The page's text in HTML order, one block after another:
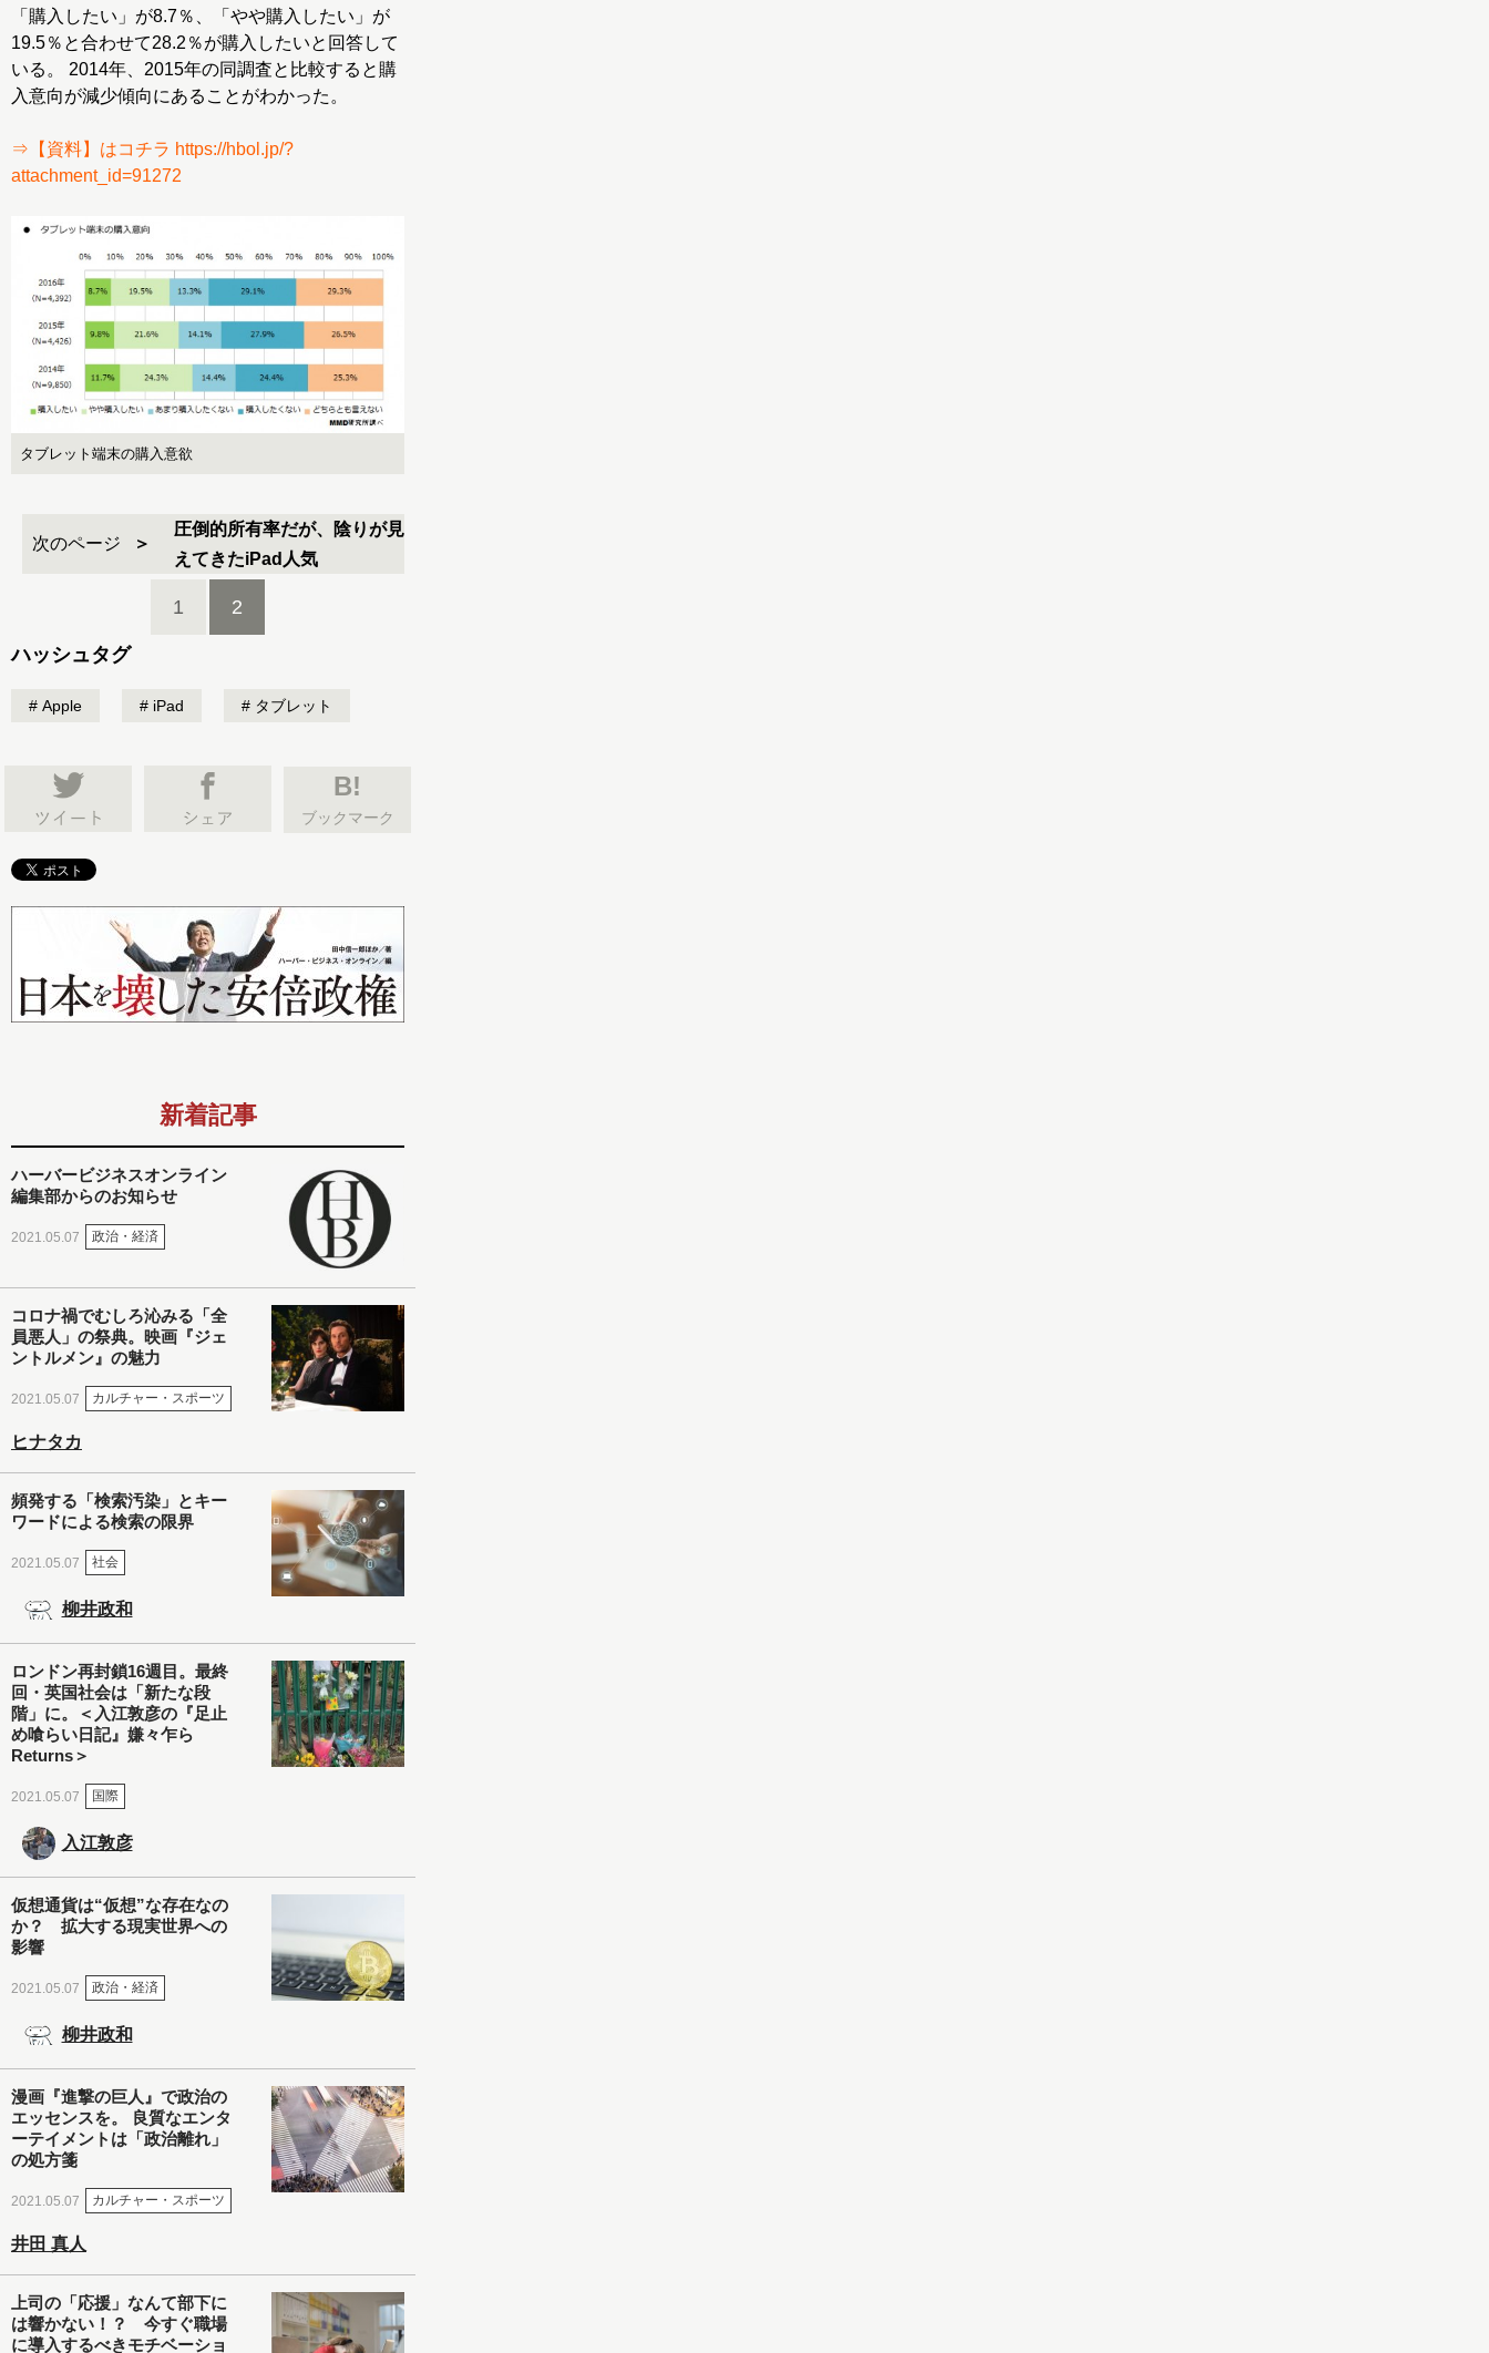
「購入したい」が8.7％、「やや購入したい」が
19.5％と合わせて28.2％が購入したいと回答して
いる。 2014年、2015年の同調査と比較すると購
入意向が減少傾向にあることがわかった。
⇒【資料】はコチラ https://hbol.jp/?
attachment_id=91272
タブレット端末の購入意欲
次のページ
圧倒的所有率だが、陰りが見
えてきたiPad人気
1 2
ハッシュタグ
Apple iPad タブレット
B!
ブックマーク
新着記事
ハーバービジネスオンライン
編集部からのお知らせ
2021.05.07 政治・経済
コロナ禍でむしろ沁みる「全
員悪人」の祭典。映画『ジェ
ントルメン』の魅力
2021.05.07 カルチャー・スポーツ
ヒナタカ
頻発する「検索汚染」とキー
ワードによる検索の限界
2021.05.07 社会
柳井政和
ロンドン再封鎖16週目。最終
回・英国社会は「新たな段
階」に。＜入江敦彦の『足止
め喰らい日記』嫌々乍ら
Returns＞
2021.05.07 国際
入江敦彦
仮想通貨は“仮想”な存在なの
か？ 拡大する現実世界への
影響
2021.05.07 政治・経済
柳井政和
漫画『進撃の巨人』で政治の
エッセンスを。 良質なエンタ
ーテイメントは「政治離れ」
の処方箋
2021.05.07 カルチャー・スポーツ
井田 真人
上司の「応援」なんて部下に
は響かない！？ 今すぐ職場
に導入するべきモチベーショ